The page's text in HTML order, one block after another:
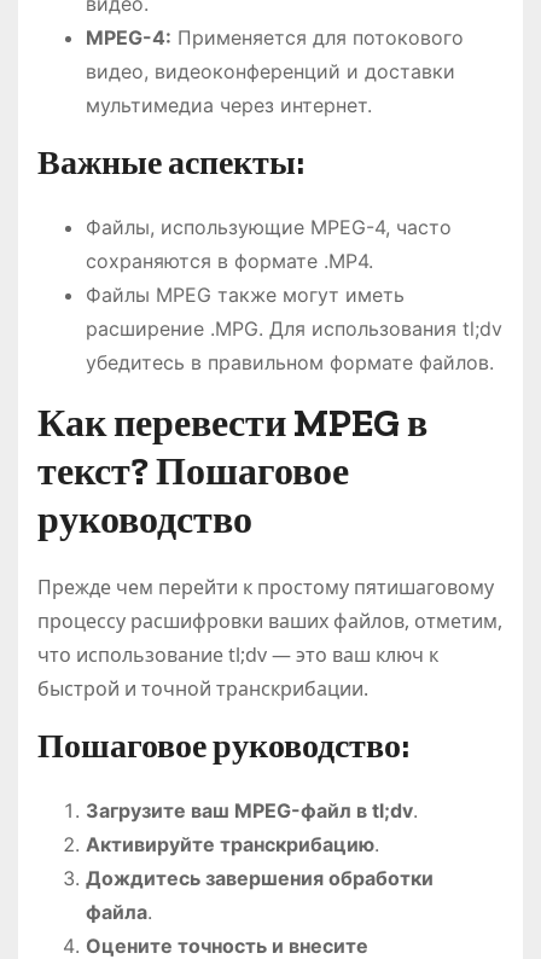
MPEG-4: Применяется для потокового
видео, видеоконференций и доставки
мультимедиа через интернет.
Важные аспекты:
Файлы, использующие MPEG-4, часто
сохраняются в формате .MP4.
Файлы MPEG также могут иметь
расширение .MPG. Для использования tl;dv
убедитесь в правильном формате файлов.
Как перевести MPEG в
текст? Пошаговое
руководство
Прежде чем перейти к простому пятишаговому
процессу расшифровки ваших файлов, отметим,
что использование tl;dv — это ваш ключ к
быстрой и точной транскрибации.
Пошаговое руководство:
Загрузите ваш MPEG-файл в tl;dv.
Активируйте транскрибацию.
Дождитесь завершения обработки
файла.
Оцените точность и внесите